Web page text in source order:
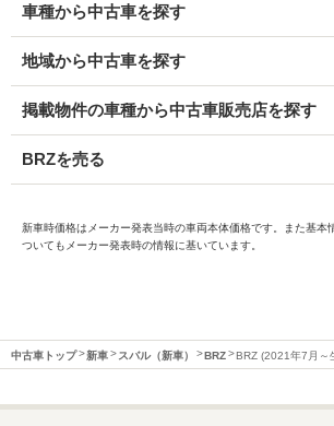
車種から中古車を探す
地域から中古車を探す
掲載物件の車種から中古車販売店を探す
BRZを売る
新車時価格はメーカー発表当時の車両本体価格です。また基本
ついてもメーカー発表時の情報に基いています。
中古車トップ 新車 スバル（新車） BRZ BRZ (2021年7月～